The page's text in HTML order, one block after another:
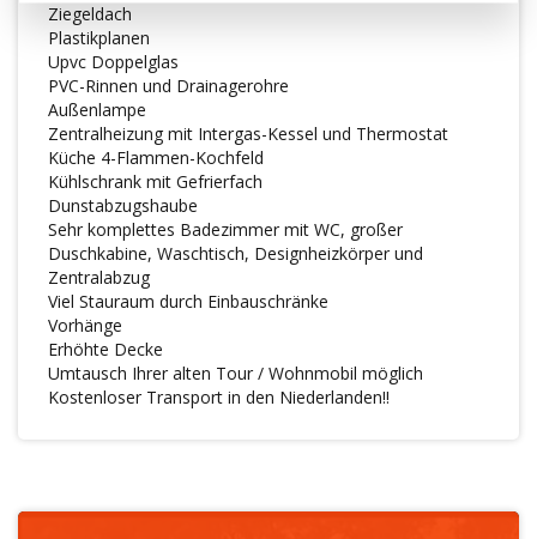
Ziegeldach
Plastikplanen
Upvc Doppelglas
PVC-Rinnen und Drainagerohre
Außenlampe
Zentralheizung mit Intergas-Kessel und Thermostat
Küche 4-Flammen-Kochfeld
Kühlschrank mit Gefrierfach
Dunstabzugshaube
Sehr komplettes Badezimmer mit WC, großer
Duschkabine, Waschtisch, Designheizkörper und
Zentralabzug
Viel Stauraum durch Einbauschränke
Vorhänge
Erhöhte Decke
Umtausch Ihrer alten Tour / Wohnmobil möglich
Kostenloser Transport in den Niederlanden!!